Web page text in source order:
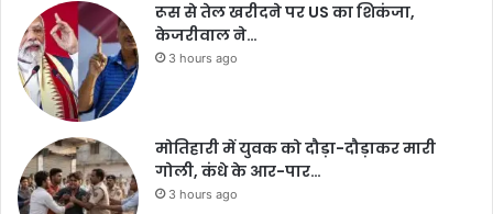
रूस से तेल खरीदने पर US का शिकंजा,
केजरीवाल ने…
3 hours ago
मोतिहारी में युवक को दौड़ा-दौड़ाकर मारी
गोली, कंधे के आर-पार…
3 hours ago